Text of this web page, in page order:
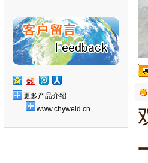
更多产品介绍
www.chyweld.cn